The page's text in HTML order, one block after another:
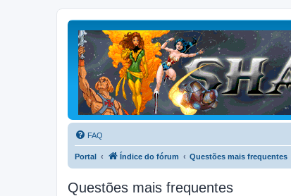
FAQ
Portal Índice do fórum Questões mais frequentes
Questões mais frequentes